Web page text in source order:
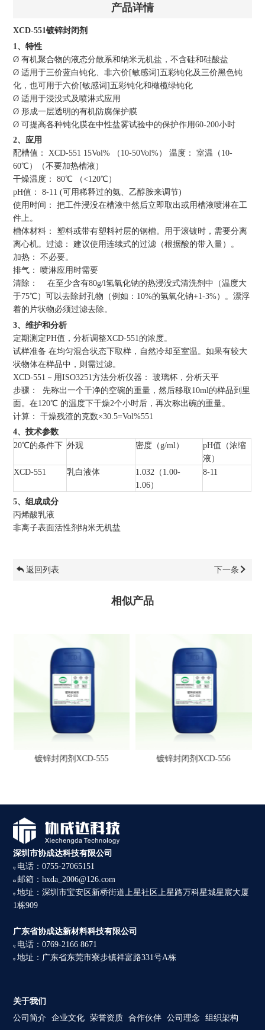
产品详情
XCD-551镀锌封闭剂
1、特性
Ø 有机聚合物的液态分散系和纳米无机盐，不含硅和硅酸盐
Ø 适用于三价蓝白钝化、非六价[敏感词]五彩钝化及三价黑色钝
化，也可用于六价[敏感词]五彩钝化和橄榄绿钝化
Ø 适用于浸没式及喷淋式应用
Ø 形成一层透明的有机防腐保护膜
Ø 可提高各种钝化膜在中性盐雾试验中的保护作用60-200小时
2、应用
配槽值： XCD-551 15Vol% （10-50Vol%） 温度： 室温（10-
60℃）（不要加热槽液）
干燥温度： 80℃ （<120℃）
pH值： 8-11 (可用稀释过的氨、乙醇胺来调节)
使用时间： 把工件浸没在槽液中然后立即取出或用槽液喷淋在工
件上。
槽体材料： 塑料或带有塑料衬层的钢槽。用于滚镀时，需要分离
离心机。过滤： 建议使用连续式的过滤（根据酸的带入量）。
加热： 不必要。
排气： 喷淋应用时需要
清除： 在至少含有80g/l氢氧化钠的热浸没式清洗剂中（温度大
于75℃）可以去除封孔物（例如：10%的氢氧化钠+1-3%）。漂浮
着的片状物必须过滤去除。
3、维护和分析
定期测定PH值，分析调整XCD-551的浓度。
试样准备 在均匀混合状态下取样，自然冷却至室温。如果有较大
状物体在样品中，则需过滤。
XCD-551－用ISO3251方法分析仪器： 玻璃杯，分析天平
步骤： 先称出一个干净的空碗的重量，然后移取10ml的样品到里
面。在120℃ 的温度下干燥2个小时后，再次称出碗的重量。
计算： 干燥残渣的克数×30.5=Vol%551
4、技术参数
20℃的条件下 外观 密度（g/ml）
pH值（浓缩
液）
XCD-551
乳白液体
1.032（1.00-
1.06）
8-11
5、组成成分
丙烯酸乳液
非离子表面活性剂纳米无机盐
返回列表 下一条
相似产品
镀锌封闭剂XCD-555 镀锌封闭剂XCD-556
深圳市协成达科技有限公司
电话：0755-27065151
邮箱：hxda_2006@126.com
地址：深圳市宝安区新桥街道上星社区上星路万科星城星宸大厦
1栋909
广东省协成达新材料科技有限公司
电话：0769-2166 8671
地址：广东省东莞市寮步镇祥富路331号A栋
关于我们
公司简介 企业文化 荣誉资质 合作伙伴 公司理念
组织架构